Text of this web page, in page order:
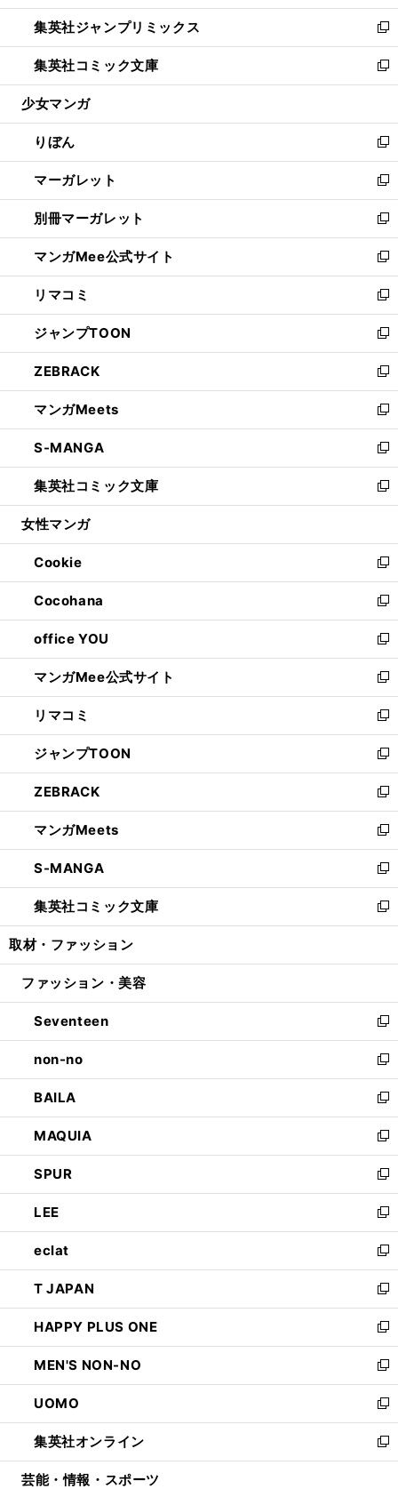
開
く
ウ
で
開
く
ン
ド
ウ
で
開
ウ
ィ
ン
ド
ウ
開
く
し
い
ウ
ィ
ン
ウ
で
開
く
集英社ジャンプリミックス
新
し
い
ウ
ン
ド
ウ
で
開
く
集英社コミック文庫
新
し
ウ
ィ
ン
ド
ウ
で
開
く
少女マンガ
りぼん
新
し
い
ウ
ィ
ン
ド
ウ
で
開
く
マーガレット
新
し
い
ウ
ィ
ン
ド
ウ
で
開
く
別冊マーガレット
新
し
い
ウ
ィ
ン
ド
ウ
で
開
く
マンガMee公式サイト
新
し
い
ウ
ィ
ン
ド
ウ
で
開
く
リマコミ
新
し
い
ウ
ィ
ン
ド
ウ
で
開
く
ジャンプTOON
新
し
い
ウ
ィ
ン
ド
ウ
で
開
ZEBRACK
新
し
い
ウ
ィ
ン
ド
ウ
開
く
マンガMeets
新
し
い
ウ
ィ
ン
ウ
で
開
く
S-MANGA
新
し
い
ウ
ン
ド
ウ
で
開
く
集英社コミック文庫
新
し
ウ
ィ
ン
ド
ウ
で
開
く
女性マンガ
Cookie
新
し
い
ウ
ィ
ン
ド
ウ
で
開
く
Cocohana
新
し
い
ウ
ィ
ン
ド
ウ
で
開
く
office YOU
新
し
い
ウ
ィ
ン
ド
ウ
で
開
く
マンガMee公式サイト
新
し
い
ウ
ィ
ン
ド
ウ
で
開
く
リマコミ
新
し
い
ウ
ィ
ン
ド
ウ
で
開
く
ジャンプTOON
新
し
い
ウ
ィ
ン
ド
ウ
で
開
ZEBRACK
新
し
い
ウ
ィ
ン
ド
ウ
開
マンガMeets
新
し
い
ウ
ィ
ン
ウ
開
く
S-MANGA
新
し
い
ウ
ン
ウ
で
開
く
集英社コミック文庫
新
し
ウ
ン
ド
ウ
で
開
く
取材・ファッション
ファッション・美容
Seventeen
新
し
い
ウ
ィ
ン
ド
ウ
で
開
く
non-no
新
し
い
ウ
ィ
ン
ド
ウ
で
開
く
BAILA
新
し
い
ウ
ィ
ン
ド
ウ
で
開
く
MAQUIA
新
し
い
ウ
ィ
ン
ド
ウ
で
開
く
SPUR
新
し
い
ウ
ィ
ン
ド
ウ
で
開
く
LEE
新
し
い
ウ
ィ
ン
ド
ウ
で
開
く
eclat
新
し
い
ウ
ィ
ン
ド
ウ
で
開
く
T JAPAN
新
し
い
ウ
ィ
ン
ド
ウ
で
開
HAPPY PLUS ONE
新
し
い
ウ
ィ
ン
ド
ウ
MEN'S NON-NO
新
し
い
ウ
ィ
ン
UOMO
新
し
い
ウ
集英社オンライン
新
し
芸能・情報・スポーツ